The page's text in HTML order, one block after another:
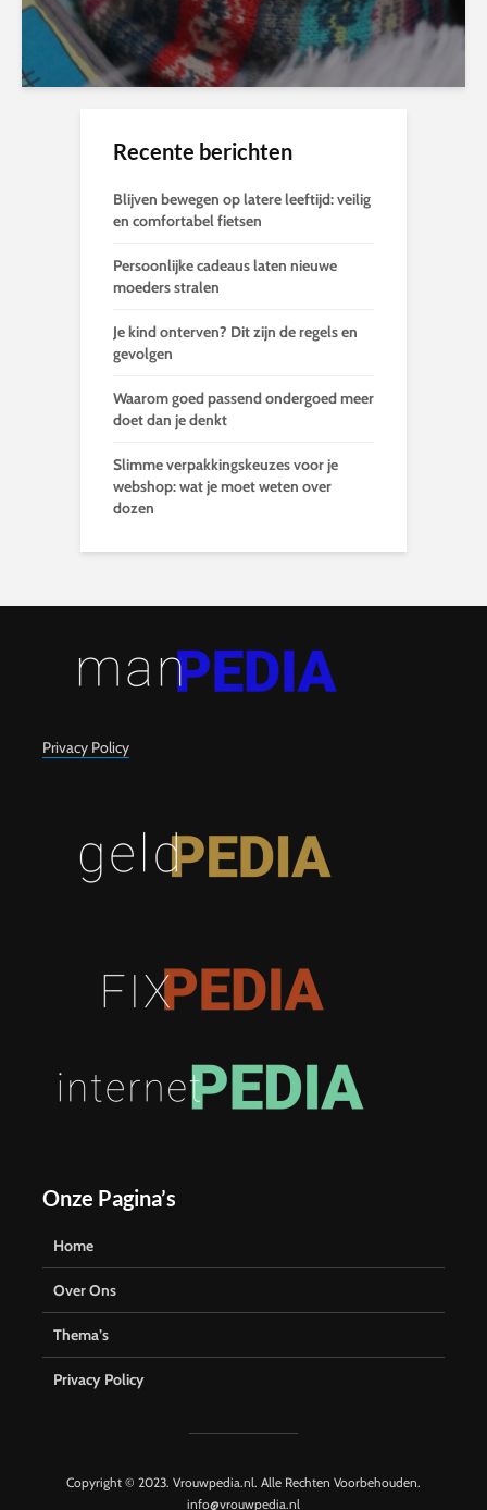
Recente berichten
Blijven bewegen op latere leeftijd: veilig
en comfortabel fietsen
Persoonlijke cadeaus laten nieuwe
moeders stralen
Je kind onterven? Dit zijn de regels en
gevolgen
Waarom goed passend ondergoed meer
doet dan je denkt
Slimme verpakkingskeuzes voor je
webshop: wat je moet weten over
dozen
Privacy Policy
Onze Pagina’s
Home
Over Ons
Thema’s
Privacy Policy
Copyright © 2023. Vrouwpedia.nl. Alle Rechten Voorbehouden.
info@vrouwpedia.nl